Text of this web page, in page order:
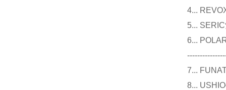
4...
5...
6...
7...
8...